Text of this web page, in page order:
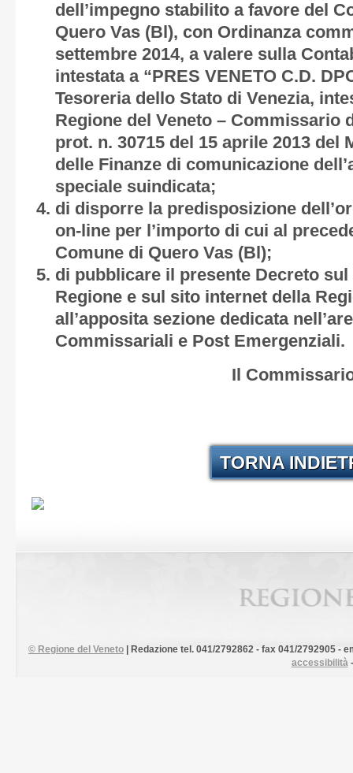
dell’impegno stabilito a favore del
Quero Vas (Bl), con Ordinanza
settembre 2014, a valere sulla
intestata a “PRES VENETO C.D.
Tesoreria dello Stato di Venezia,
Regione del Veneto – Commissario
prot. n. 30715 del 15 aprile 2013 del
delle Finanze di comunicazione
speciale suindicata;
di disporre la predisposizione
on-line per l’importo di cui al
Comune di Quero Vas (Bl);
di pubblicare il presente Decreto
Regione e sul sito internet della
all’apposita sezione dedicata
Commissariali e Post Emergenziali.
Il
TORNA
© Regione del Veneto
| Redazione tel. 041/2792862 - fax 041/2792905 -
accessibilità